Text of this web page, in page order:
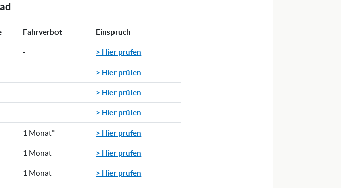
Fahrverbot Einspruch
- > Hier prüfen
- > Hier prüfen
- > Hier prüfen
- > Hier prüfen
1 Monat* > Hier prüfen
1 Monat > Hier prüfen
1 Monat > Hier prüfen